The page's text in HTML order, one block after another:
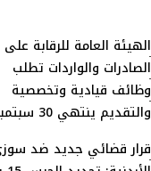
الهيئة العامة للرقابة على
الصادرات والواردات تطلب
وظائف قيادية وتخصصية
والتقديم ينتهي 30 سبتمبر
قرار قضائي جديد ضد